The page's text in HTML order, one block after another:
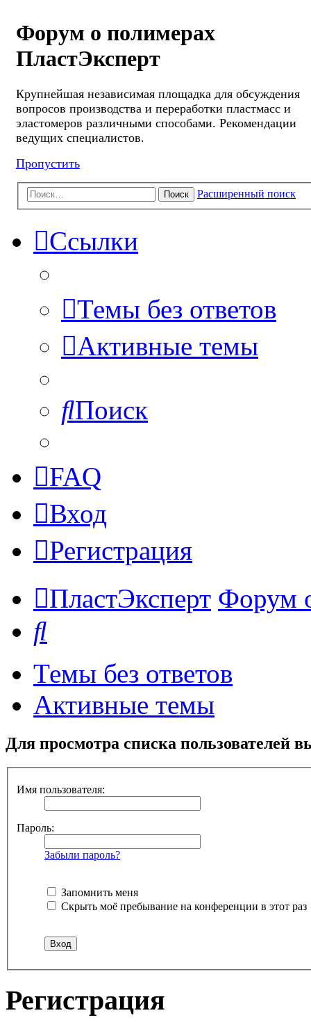
Форум о полимерах
ПластЭксперт
Крупнейшая независимая площадка для обсуждения
вопросов производства и переработки пластмасс и
эластомеров различными способами. Рекомендации
ведущих специалистов.
Пропустить
Поиск Расширенный поиск
Ссылки
Темы без ответов
Активные темы
Поиск
FAQ
Вход
Регистрация
ПластЭксперт Форум
Темы без ответов
Активные темы
Для просмотра списка пользователей
Имя пользователя:
Пароль:
Забыли пароль?
Запомнить меня
Скрыть моё пребывание на конференции в этот раз
Регистрация